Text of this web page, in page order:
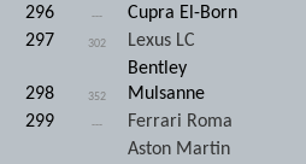
296
--- Cupra El-Born
297
302 Lexus LC
298 352
Bentley
Mulsanne
299
--- Ferrari Roma
Aston Martin